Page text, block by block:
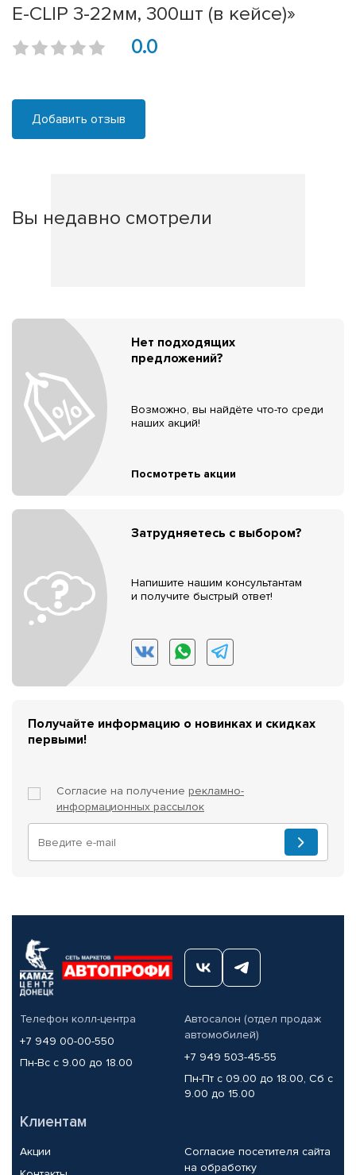
E-CLIP 3-22мм, 300шт (в кейсе)»
0.0
Добавить отзыв
Вы недавно смотрели
Нет подходящих
предложений?
Возможно, вы найдёте что-то среди
наших акций!
Посмотреть акции
Затрудняетесь с выбором?
Напишите нашим консультантам
и получите быстрый ответ!
Получайте информацию о новинках и скидках
первыми!
Согласие на получение рекламно-
информационных рассылок
Телефон колл-центра
+7 949 00-00-550
Пн-Вс с 9.00 до 18.00
Автосалон (отдел продаж
автомобилей)
+7 949 503-45-55
Пн-Пт с 09.00 до 18.00, Сб с
9.00 до 15.00
Клиентам
Акции
Согласие посетителя сайта
на обработку